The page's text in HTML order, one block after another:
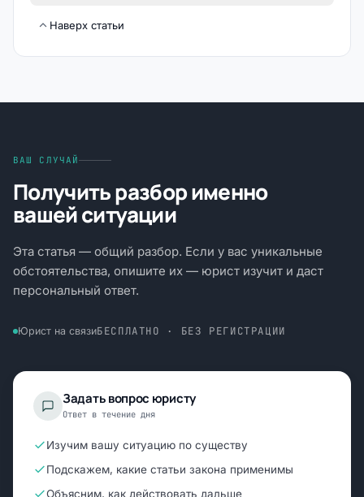
Наверх статьи
ВАШ СЛУЧАЙ
Получить разбор именно
вашей ситуации
Эта статья — общий разбор. Если у вас уникальные
обстоятельства, опишите их — юрист изучит и даст
персональный ответ.
Юрист на связиБЕСПЛАТНО · БЕЗ РЕГИСТРАЦИИ
Задать вопрос юристу
Ответ в течение дня
Изучим вашу ситуацию по существу
Подскажем, какие статьи закона применимы
Объясним, как действовать дальше